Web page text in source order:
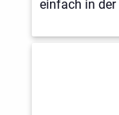
einfach in